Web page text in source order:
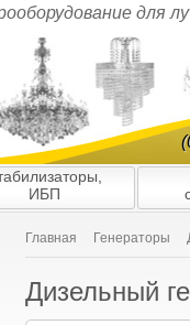
для
Главная Генераторы
Дизельный
ИБП